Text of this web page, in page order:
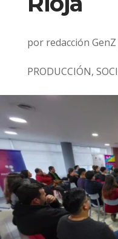
por redacción GenZ
PRODUCCIÓN,